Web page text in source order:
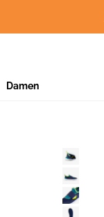
Damen